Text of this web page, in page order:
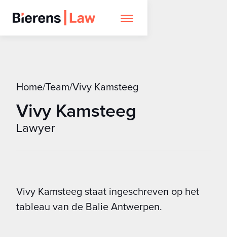
Home/Team/Vivy Kamsteeg
Vivy Kamsteeg
Lawyer
Vivy Kamsteeg staat ingeschreven op het
tableau van de Balie Antwerpen.